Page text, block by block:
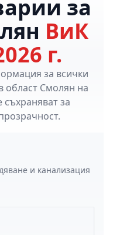
за
ВиК
г.
за всички
област Смолян на
съхраняват за
и канализация